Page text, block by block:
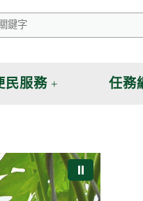
民服務 任務
⏸